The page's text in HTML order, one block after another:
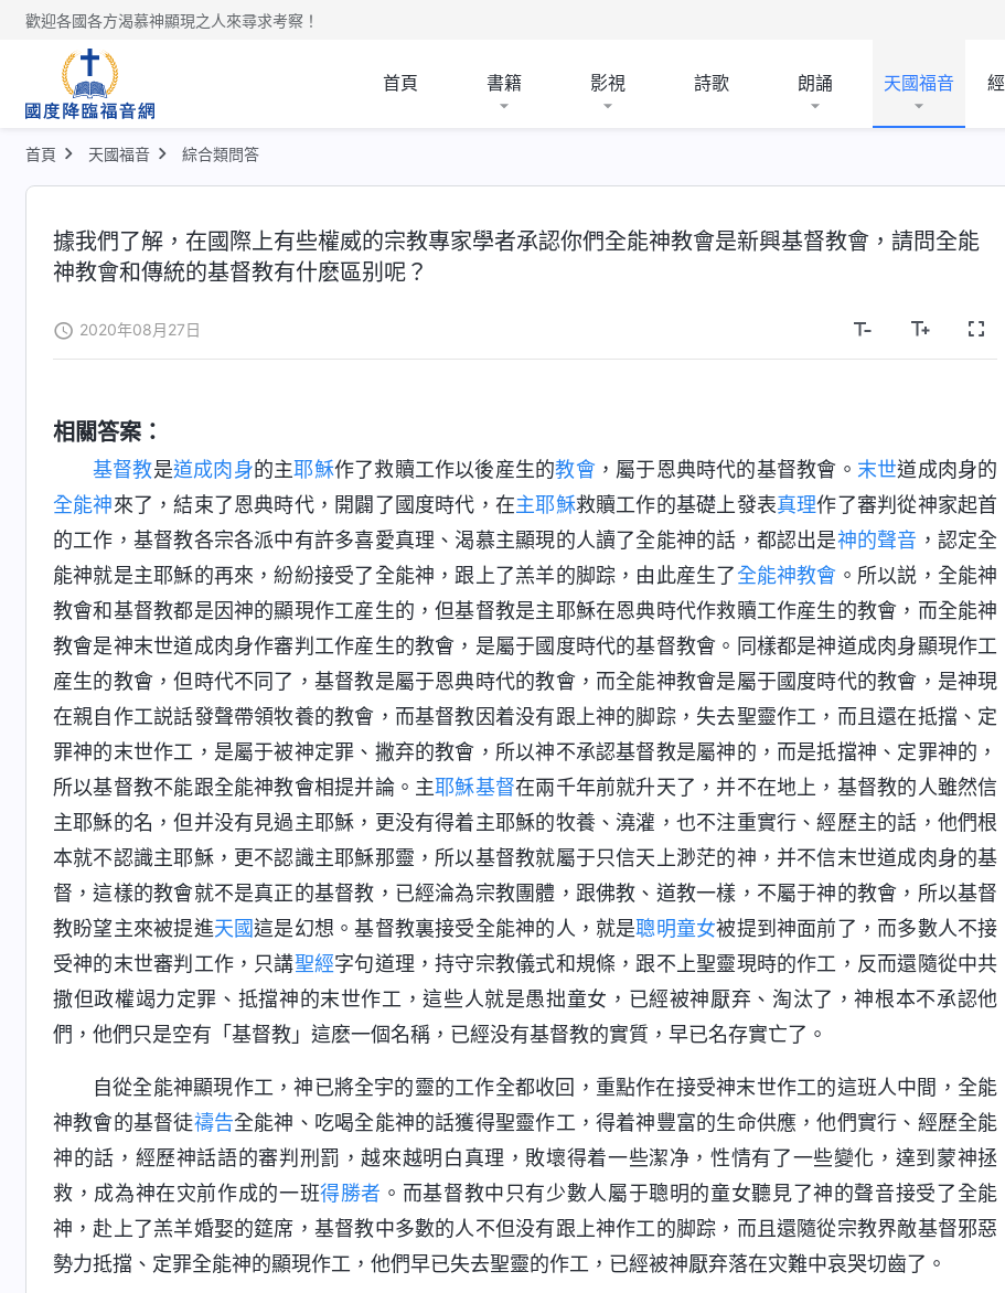
歡迎各國各方渴慕神顯現之人來尋求考察！
首頁 書籍 影視 詩歌 朗誦 天國福音
首頁 天國福音 綜合類問答
據我們了解，在國際上有些權威的宗教專家學者承認你們全能神教會是新興基督教會，請問全能
神教會和傳統的基督教有什麽區别呢？
2020年08月27日
相關答案：
基督教是道成肉身的主耶穌作了救贖工作以後産生的教會，屬于恩典時代的基督教會。 末世道成肉身的
全能神來了，結束了恩典時代，開闢了國度時代，在主耶穌救贖工作的基礎上發表真理作了審判從神家起首
的工作，基督教各宗各派中有許多喜愛真理、渴慕主顯現的人讀了全能神的話，都認出是神的聲音 ，認定全
能神就是主耶穌的再來，紛紛接受了全能神，跟上了羔羊的脚踪，由此産生了全能神教會 。所以説，全能神
教會和基督教都是因神的顯現作工産生的，但基督教是主耶穌在恩典時代作救贖工作産生的教會，而全能神
教會是神末世道成肉身作審判工作産生的教會，是屬于國度時代的基督教會。同樣都是神道成肉身顯現作工
産生的教會，但時代不同了，基督教是屬于恩典時代的教會，而全能神教會是屬于國度時代的教會，是神現
在親自作工説話發聲帶領牧養的教會，而基督教因着没有跟上神的脚踪，失去聖靈作工，而且還在抵擋、定
罪神的末世作工，是屬于被神定罪、撇弃的教會，所以神不承認基督教是屬神的，而是抵擋神、定罪神的，
所以基督教不能跟全能神教會相提并論。主耶穌基督在兩千年前就升天了，并不在地上，基督教的人雖然信
主耶穌的名，但并没有見過主耶穌，更没有得着主耶穌的牧養、澆灌，也不注重實行、經歷主的話，他們根
本就不認識主耶穌，更不認識主耶穌那靈，所以基督教就屬于只信天上渺茫的神，并不信末世道成肉身的基
督，這樣的教會就不是真正的基督教，已經淪為宗教團體，跟佛教、道教一樣，不屬于神的教會，所以基督
教盼望主來被提進天國這是幻想。基督教裏接受全能神的人，就是聰明童女被提到神面前了，而多數人不接
受神的末世審判工作，只講聖經字句道理，持守宗教儀式和規條，跟不上聖靈現時的作工，反而還隨從中共
撒但政權竭力定罪、抵擋神的末世作工，這些人就是愚拙童女，已經被神厭弃、淘汰了，神根本不承認他
們，他們只是空有「基督教」這麽一個名稱，已經没有基督教的實質，早已名存實亡了。
自從全能神顯現作工，神已將全宇的靈的工作全都收回，重點作在接受神末世作工的這班人中間，全能
神教會的基督徒禱告全能神、吃喝全能神的話獲得聖靈作工，得着神豐富的生命供應，他們實行、經歷全能
神的話，經歷神話語的審判刑罰，越來越明白真理，敗壞得着一些潔净，性情有了一些變化，達到蒙神拯
救，成為神在灾前作成的一班得勝者 。而基督教中只有少數人屬于聰明的童女聽見了神的聲音接受了全能
神，赴上了羔羊婚娶的筵席，基督教中多數的人不但没有跟上神作工的脚踪，而且還隨從宗教界敵基督邪惡
勢力抵擋、定罪全能神的顯現作工，他們早已失去聖靈的作工，已經被神厭弃落在灾難中哀哭切齒了。